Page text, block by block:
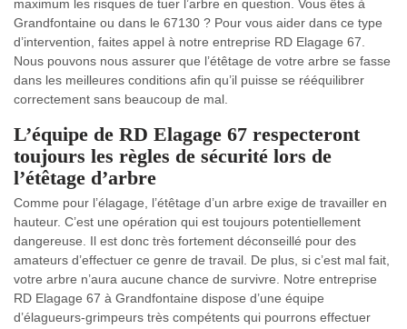
maximum les risques de tuer l’arbre en question. Vous êtes à
Grandfontaine ou dans le 67130 ? Pour vous aider dans ce type
d’intervention, faites appel à notre entreprise RD Elagage 67.
Nous pouvons nous assurer que l’étêtage de votre arbre se fasse
dans les meilleures conditions afin qu’il puisse se rééquilibrer
correctement sans beaucoup de mal.
L’équipe de RD Elagage 67 respecteront
toujours les règles de sécurité lors de
l’étêtage d’arbre
Comme pour l’élagage, l’étêtage d’un arbre exige de travailler en
hauteur. C’est une opération qui est toujours potentiellement
dangereuse. Il est donc très fortement déconseillé pour des
amateurs d’effectuer ce genre de travail. De plus, si c’est mal fait,
votre arbre n’aura aucune chance de survivre. Notre entreprise
RD Elagage 67 à Grandfontaine dispose d’une équipe
d’élagueurs-grimpeurs très compétents qui pourrons effectuer